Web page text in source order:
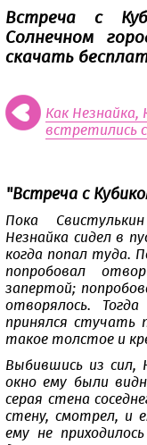
Встреча с
Солнечном
скачать
Как Незнайка,
встретились
"Встреча с
Пока
Незнайка сидел в
когда попал туда.
попробовал
запертой;
отворялось.
принялся стучать
такое толстое и
Выбившись из сил,
окно ему были
серая стена
стену, смотрел, и
ему не